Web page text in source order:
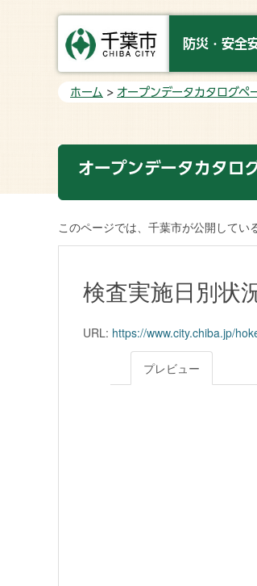
防災・安全
ホーム > オープンデータカタログ
オープンデータカタ
このページでは、千葉市が公開してい
検査実施日別状
URL: https://www.city.chiba.jp/
プレビュー